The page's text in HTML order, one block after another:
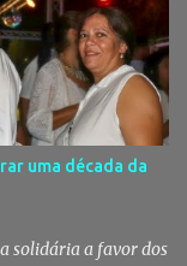
uma década da
solidária a favor dos